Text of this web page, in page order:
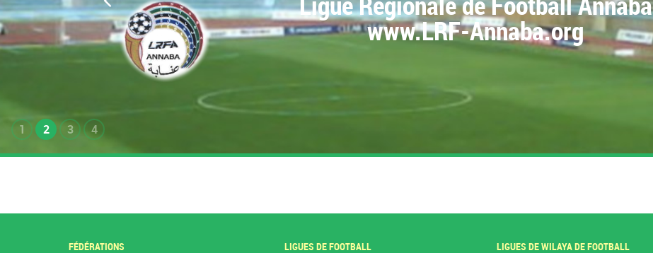
Ligue Régionale de Football Annaba
www.LRF-Annaba.org
1 2 3 4
FÉDÉRATIONS LIGUES DE FOOTBALL LIGUES DE WILAYA DE FOOTBALL